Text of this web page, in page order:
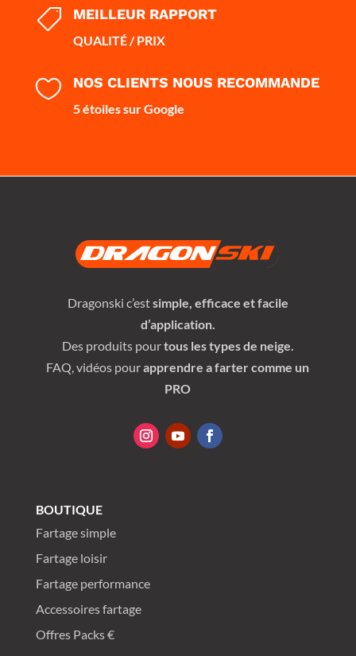
 MEILLEUR RAPPORT
QUALITÉ / PRIX
 NOS CLIENTS NOUS RECOMMANDE
5 étoiles sur Google
Dragonski c’estsimple, efficace et facile
d’application.
Des produits pourtous les types de neige.
FAQ, vidéos pourapprendre a farter comme un
PRO
BOUTIQUE
Fartage simple
Fartage loisir
Fartage performance
Accessoires fartage
Offres Packs €
Entrez votre adresse e-mail pour commencer à discuter
Email Address